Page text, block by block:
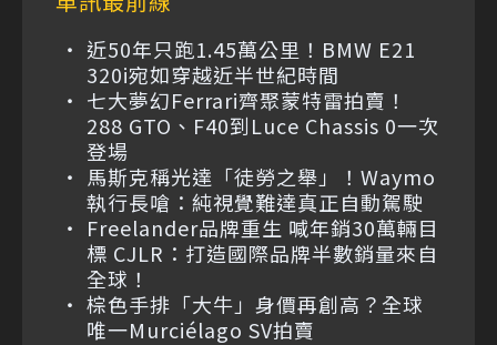
近50年只跑1.45萬公里！BMW E21
320i宛如穿越近半世紀時間
七大夢幻Ferrari齊聚蒙特雷拍賣！
288 GTO、F40到Luce Chassis 0一次
登場
馬斯克稱光達「徒勞之舉」！Waymo
執行長嗆：純視覺難達真正自動駕駛
Freelander品牌重生 喊年銷30萬輛目
標 CJLR：打造國際品牌半數銷量來自
全球！
棕色手排「大牛」身價再創高？全球
唯一Murciélago SV拍賣